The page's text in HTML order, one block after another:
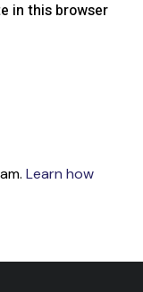
in this browser
Learn how